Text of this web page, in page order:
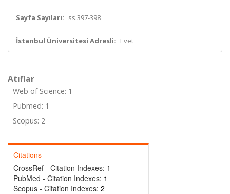
Sayfa Sayıları: ss.397-398
İstanbul Üniversitesi Adresli: Evet
Atıflar
Web of Science: 1
Pubmed: 1
Scopus: 2
Citations
CrossRef - Citation Indexes: 1
PubMed - Citation Indexes: 1
Scopus - Citation Indexes: 2